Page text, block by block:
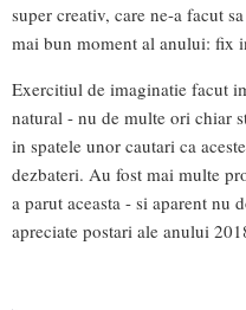
super creativ, care ne-a facut
mai bun moment al anului: fix
Exercitiul de imaginatie facut
natural - nu de multe ori chiar
in spatele unor cautari ca
dezbateri. Au fost mai multe
a parut aceasta - si aparent nu
apreciate postari ale anului